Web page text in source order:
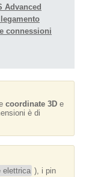
Advanced
connessioni
coordinate 3D e
è di
elettrica ), i pin